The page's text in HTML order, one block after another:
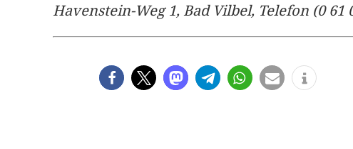
Havenstein-Weg 1, Bad Vilbel, Telefon (0 61